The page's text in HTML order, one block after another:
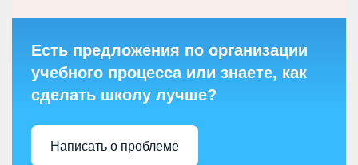
Есть предложения по организации
учебного процесса или знаете, как
сделать школу лучше?
Написать о проблеме